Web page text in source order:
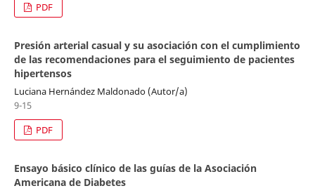
PDF
Presión arterial casual y su asociación con el cumplimiento
de las recomendaciones para el seguimiento de pacientes
hipertensos
Luciana Hernández Maldonado (Autor/a)
9-15
PDF
Ensayo básico clínico de las guías de la Asociación
Americana de Diabetes